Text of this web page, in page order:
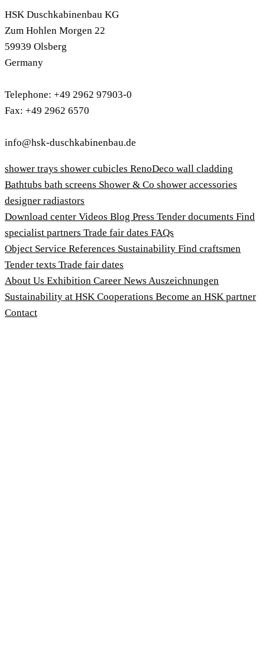
HSK Duschkabinenbau KG
Zum Hohlen Morgen 22
59939 Olsberg
Germany
Telephone: +49 2962 97903-0
Fax: +49 2962 6570
info@hsk-duschkabinenbau.de
shower trays shower cubicles RenoDeco wall cladding
Bathtubs bath screens Shower & Co shower accessories
designer radiastors
Download center Videos Blog Press Tender documents Find
specialist partners Trade fair dates FAQs
Object Service References Sustainability Find craftsmen
Tender texts Trade fair dates
About Us Exhibition Career News Auszeichnungen
Sustainability at HSK Cooperations Become an HSK partner
Contact